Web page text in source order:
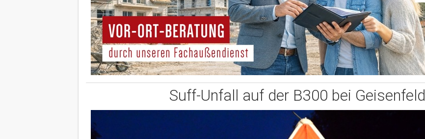
Suff-Unfall auf der B300 bei Geisenfeld